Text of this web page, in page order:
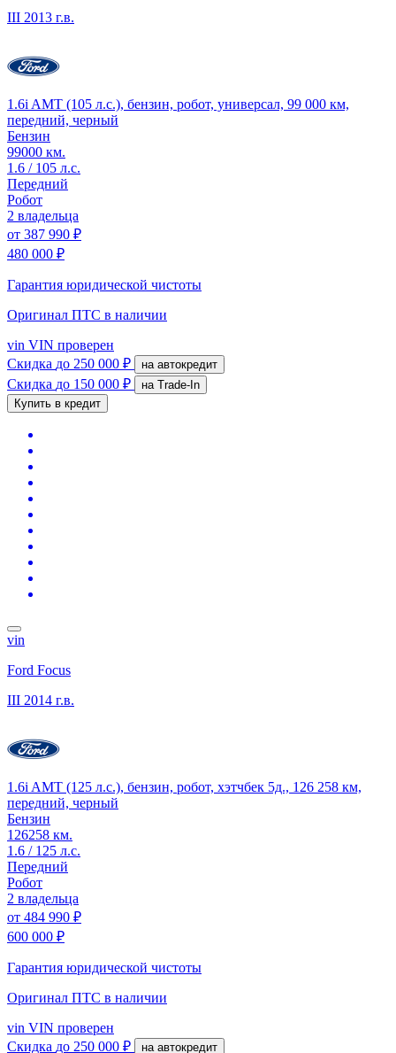
III 2013 г.в.
1.6i AMT (105 л.с.), бензин, робот, универсал, 99 000 км,
передний, черный
Бензин
99000 км.
1.6 / 105 л.с.
Передний
Робот
2 владельца
от 387 990 ₽
480 000 ₽
Гарантия юридической чистоты
Оригинал ПТС в наличии
vin VIN проверен
Скидка до 250 000 ₽ на автокредит
Скидка до 150 000 ₽
на Trade-In
Купить в кредит
vin
Ford Focus
III 2014 г.в.
1.6i AMT (125 л.с.), бензин, робот, хэтчбек 5д., 126 258 км,
передний, черный
Бензин
126258 км.
1.6 / 125 л.с.
Передний
Робот
2 владельца
от 484 990 ₽
600 000 ₽
Гарантия юридической чистоты
Оригинал ПТС в наличии
vin VIN проверен
Скидка до 250 000 ₽ на автокредит